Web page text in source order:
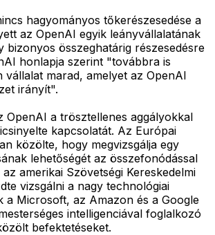
hagyományos tőkerészesedése a
az OpenAI egyik leányvállalatának
bizonyos összeghatárig részesedésre
honlapja szerint "továbbra is
vállalat marad, amelyet az OpenAI
irányít".
OpenAI a trösztellenes aggályokkal
kapcsolatát. Az Európai
közölte, hogy megvizsgálja egy
lehetőségét az összefonódással
amerikai Szövetségi Kereskedelmi
vizsgálni a nagy technológiai
a Microsoft, az Amazon és a Google
intelligenciával foglalkozó
befektetéseket.